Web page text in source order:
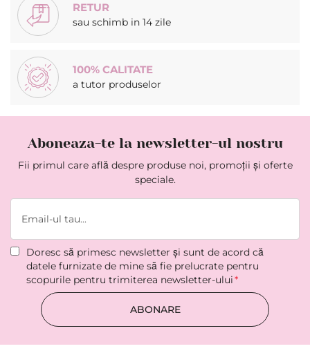
RETUR
sau schimb in 14 zile
100% CALITATE
a tutor produselor
Aboneaza-te la newsletter-ul nostru
Fii primul care află despre produse noi, promoții și oferte
speciale.
Doresc să primesc newsletter şi sunt de acord că
datele furnizate de mine să fie prelucrate pentru
scopurile pentru trimiterea newsletter-ului
ABONARE